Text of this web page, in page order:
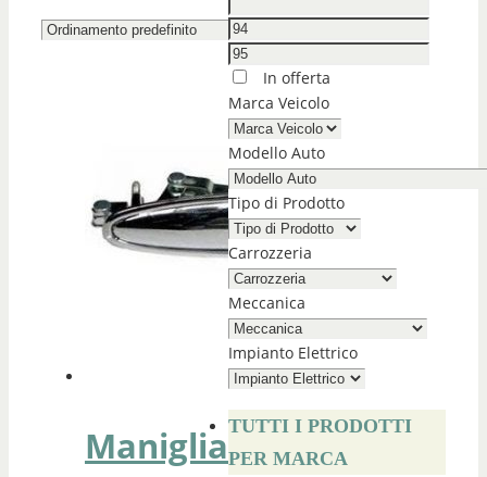
Maniglia
In offerta
Marca Veicolo
Modello Auto
Tipo di Prodotto
Carrozzeria
Meccanica
Impianto Elettrico
TUTTI I PRODOTTI
PER MARCA